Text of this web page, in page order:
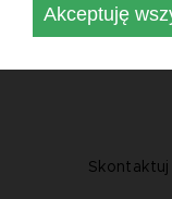
Akceptuję